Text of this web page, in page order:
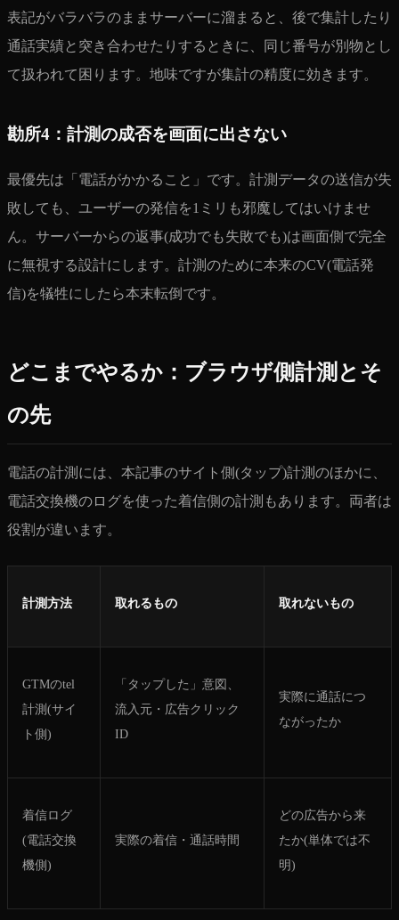
表記がバラバラのままサーバーに溜まると、後で集計したり
通話実績と突き合わせたりするときに、同じ番号が別物とし
て扱われて困ります。地味ですが集計の精度に効きます。
勘所4：計測の成否を画面に出さない
最優先は「電話がかかること」です。計測データの送信が失
敗しても、ユーザーの発信を1ミリも邪魔してはいけませ
ん。サーバーからの返事(成功でも失敗でも)は画面側で完全
に無視する設計にします。計測のために本来のCV(電話発
信)を犠牲にしたら本末転倒です。
どこまでやるか：ブラウザ側計測とそ
の先
電話の計測には、本記事のサイト側(タップ)計測のほかに、
電話交換機のログを使った着信側の計測もあります。両者は
役割が違います。
計測方法 取れるもの 取れないもの
GTMのtel
計測(サイ
ト側)
「タップした」意図、
流入元・広告クリック
ID
実際に通話につ
ながったか
着信ログ
(電話交換
機側)
実際の着信・通話時間
どの広告から来
たか(単体では不
明)